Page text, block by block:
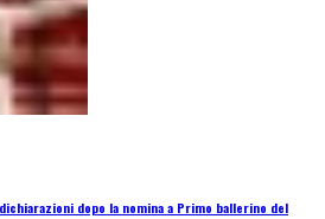
dopo la nomina a Primo ballerino del